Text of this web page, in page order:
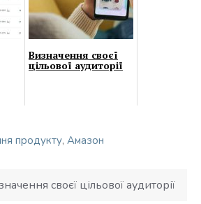
Визначення своєї
цільової аудиторії
продукту, Амазон
своєї цільової аудиторії